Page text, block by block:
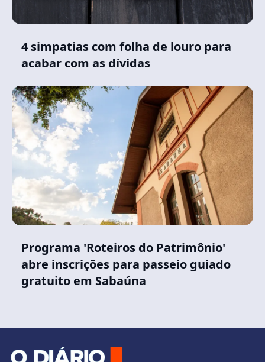
4 simpatias com folha de louro para
acabar com as dívidas
Programa 'Roteiros do Patrimônio'
abre inscrições para passeio guiado
gratuito em Sabaúna